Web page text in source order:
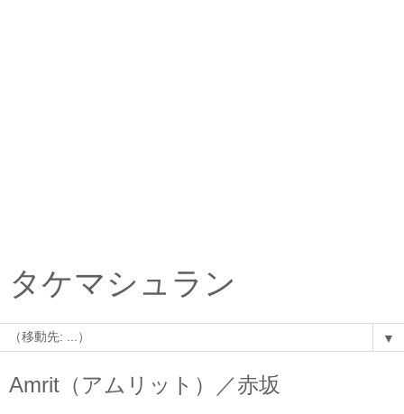
タケマシュラン
▼
Amrit（アムリット）／赤坂